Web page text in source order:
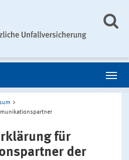
für
der